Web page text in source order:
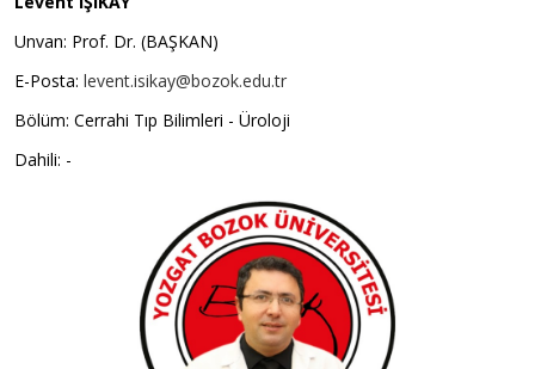
Unvan: Prof. Dr. (BAŞKAN)
E-Posta: levent.isikay@bozok.edu.tr
Bölüm: Cerrahi Tıp Bilimleri - Üroloji
Dahili: -